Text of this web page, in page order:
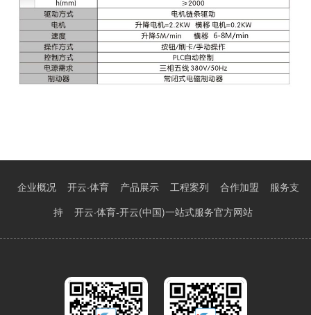
企业概况 开云·体育 产品展示 工程案列 合作加盟
服务支
持
开云·体育-开云(中国)一站式服务官方网站